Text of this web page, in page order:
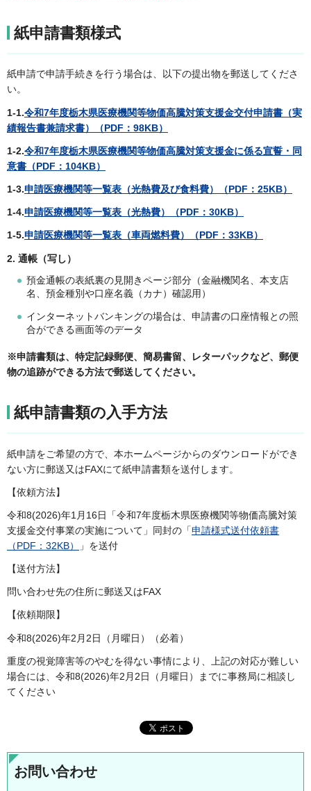
紙申請書類様式
紙申請で申請手続きを行う場合は、以下の提出物を郵送してくださ
い。
1-1.令和7年度栃木県医療機関等物価高騰対策支援金交付申請書（実
績報告書兼請求書）（PDF：98KB）
1-2.令和7年度栃木県医療機関等物価高騰対策支援金に係る宣誓・同
意書（PDF：104KB）
1-3.申請医療機関等一覧表（光熱費及び食料費）（PDF：25KB）
1-4.申請医療機関等一覧表（光熱費）（PDF：30KB）
1-5.申請医療機関等一覧表（車両燃料費）（PDF：33KB）
2. 通帳（写し）
預金通帳の表紙裏の見開きページ部分（金融機関名、本支店
名、預金種別や口座名義（カナ）確認用）
インターネットバンキングの場合は、申請書の口座情報との照
合ができる画面等のデータ
※申請書類は、特定記録郵便、簡易書留、レターパックなど、郵便
物の追跡ができる方法で郵送してください。
紙申請書類の入手方法
紙申請をご希望の方で、本ホームページからのダウンロードができ
ない方に郵送又はFAXにて紙申請書類を送付します。
【依頼方法】
令和8(2026)年1月16日「令和7年度栃木県医療機関等物価高騰対策
支援金交付事業の実施について」同封の「申請様式送付依頼書
（PDF：32KB）
」を送付
【送付方法】
問い合わせ先の住所に郵送又はFAX
【依頼期限】
令和8(2026)年2月2日（月曜日）（必着）
重度の視覚障害等のやむを得ない事情により、上記の対応が難しい
場合には、令和8(2026)年2月2日（月曜日）までに事務局に相談し
てください
お問い合わせ